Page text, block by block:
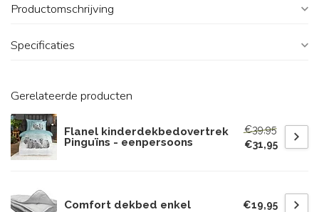
Productomschrijving
Specificaties
Gerelateerde producten
Flanel kinderdekbedovertrek
Pinguïns - eenpersoons
€39,95
€31,95
Comfort dekbed enkel €19,95